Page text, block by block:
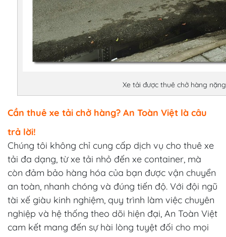
Xe tải được thuê chở hàng
Cần thuê xe tải chở hàng? An Toàn Việt là câu
trả lời!
Chúng tôi không chỉ cung cấp dịch vụ cho thuê xe
tải đa dạng, từ xe tải nhỏ đến xe container, mà
còn đảm bảo hàng hóa của bạn được vận chuyển
an toàn, nhanh chóng và đúng tiến độ. Với đội ngũ
tài xế giàu kinh nghiệm, quy trình làm việc chuyên
nghiệp và hệ thống theo dõi hiện đại, An Toàn Việt
cam kết mang đến sự hài lòng tuyệt đối cho mọi